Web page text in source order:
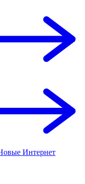
Интернет